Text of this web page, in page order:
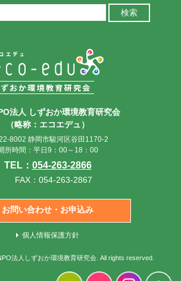
法人 しずおか環境教育研究会
（略称：エコエデュ）
8002 静岡市駿河区谷田1170-2
所時間：平日9：00～18：00
TEL： 054-263-2866
FAX：054-263-2867
お問い合わせ・お申込み
個人情報保護方針
法人しずおか環境教育研究会 . All rights reserved.